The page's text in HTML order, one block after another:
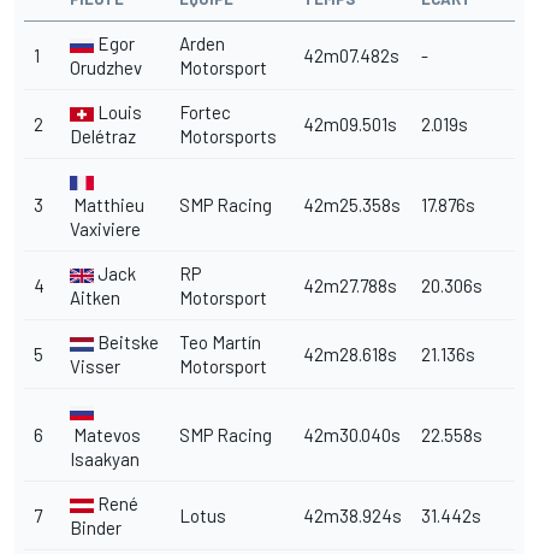
1
Egor
Orudzhev
Arden
Motorsport
42m07.482s -
2
Louis
Delétraz
Fortec
Motorsports
42m09.501s 2.019s
3
Matthieu
Vaxiviere
SMP Racing 42m25.358s 17.876s
4
Jack
Aitken
RP
Motorsport
42m27.788s 20.306s
5
Beitske
Visser
Teo Martín
Motorsport
42m28.618s 21.136s
6
Matevos
Isaakyan
SMP Racing 42m30.040s 22.558s
7
René
Binder
Lotus 42m38.924s 31.442s